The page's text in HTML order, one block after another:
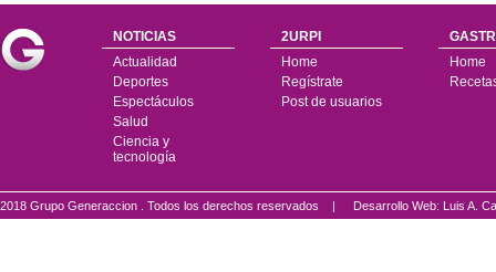
NOTICIAS
Actualidad
Deportes
Espectáculos
Salud
Ciencia y
tecnología
2URPI
Home
Regístrate
Post de usuarios
Home
2018 Grupo Generaccion . Todos los derechos reservados | Desarrollo Web: Luis